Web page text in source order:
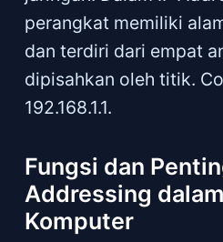
perangkat memiliki
dan terdiri dari empat
dipisahkan oleh titik.
192.168.1.1.
Fungsi dan
Addressing
Komputer